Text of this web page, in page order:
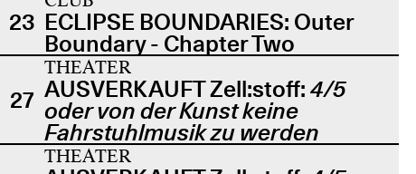
23 ECLIPSE BOUNDARIES: Outer
Boundary - Chapter Two
27
THEATER
AUSVERKAUFT Zell:stoff: 4/5
oder von der Kunst keine
Fahrstuhlmusik zu werden
THEATER